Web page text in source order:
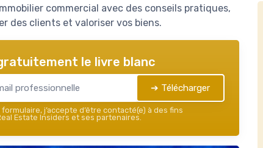
commercial avec des conseils pratiques,
des clients et valoriser vos biens.
le livre blanc
➔ Télécharger
j’accepte d’être contacté(e) à des fins
Estate Insiders et ses partenaires.